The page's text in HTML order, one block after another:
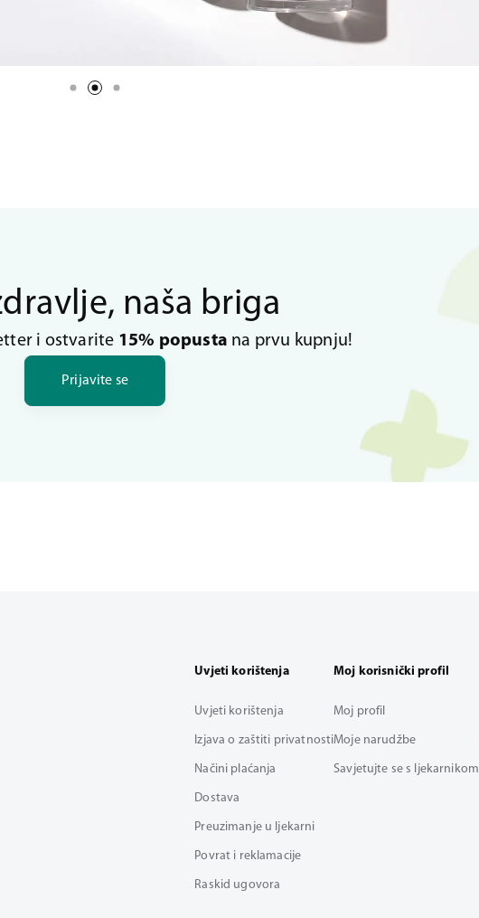
naša briga
i ostvarite 15% popusta na prvu kupnju!
Prijavite se
Uvjeti korištenja
Uvjeti korištenja
Izjava o zaštiti privatnosti
Načini plaćanja
Dostava
Preuzimanje u ljekarni
Povrat i reklamacije
Raskid ugovora
Moj korisnički profil
Moj profil
Moje narudžbe
Savjetujte se s ljekarnikom